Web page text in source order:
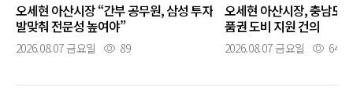
오세현 아산시장 “간부 공무원, 삼성 투자
발맞춰 전문성 높여야”
2026.08.07 금요일 89
오세현 아산시장, 충남도
품권 도비 지원 건의
2026.08.07 금요일 64